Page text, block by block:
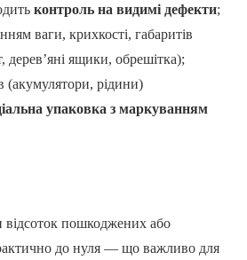
контроль на видимі дефекти;
ваги, крихкості, габаритів
дерев’яні ящики, обрешітка);
(акумулятори, рідини)
упаковка з маркуванням
відсоток пошкоджених або
до нуля — що важливо для